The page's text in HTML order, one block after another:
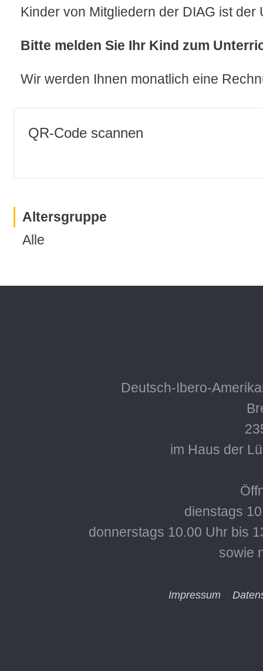
Kinder von Mitgliedern der DIAG ist der
Bitte melden Sie Ihr Kind zum
Wir werden Ihnen monatlich eine
QR-Code scannen
Altersgruppe
Alle
Deutsch-Ibero-
im Haus der
dienstags
donnerstags 10.00 Uhr bis
sowie
Impressum